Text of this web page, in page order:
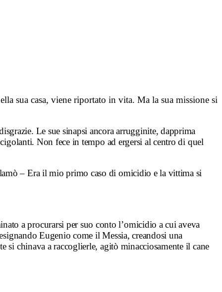
sua casa, viene riportato in vita. Ma la sua missione si
Le sue sinapsi ancora arrugginite, dapprima
Non fece in tempo ad ergersi al centro di quel
– Era il mio primo caso di omicidio e la vittima si
a procurarsi per suo conto l’omicidio a cui aveva
Eugenio come il Messia, creandosi una
si chinava a raccoglierle, agitò minacciosamente il cane